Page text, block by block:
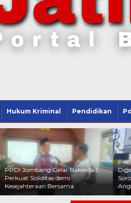
Hukum Kriminal Pendidikan
PPDI Jombang Gelar Rakerda 1,
Perkuat Soliditas demi
Kesejahteraan Bersama